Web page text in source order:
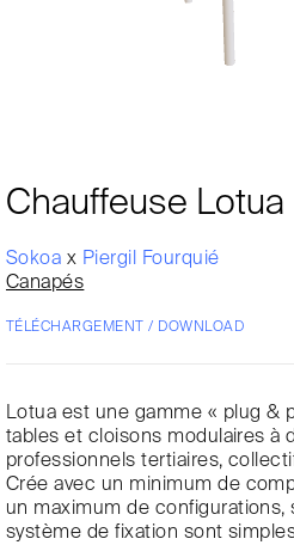
Chauffeuse Lotua
Sokoa x Piergil Fourquié
Canapés
TÉLÉCHARGEMENT / DOWNLOAD
Lotua est une gamme « plug &
tables et cloisons modulaires à
professionnels tertiaires,
Crée avec un minimum de
un maximum de
système de fixation sont